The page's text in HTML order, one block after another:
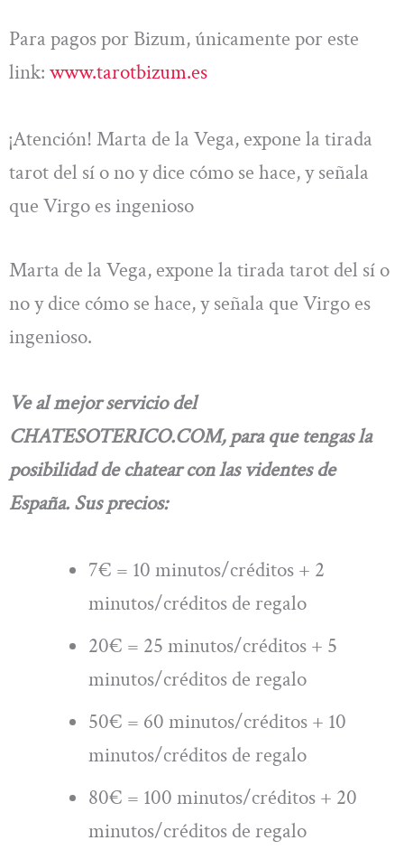
Para pagos por Bizum, únicamente por este
link: www.tarotbizum.es
¡Atención! Marta de la Vega, expone la tirada
tarot del sí o no y dice cómo se hace, y señala
que Virgo es ingenioso
Marta de la Vega, expone la tirada tarot del sí o
no y dice cómo se hace, y señala que Virgo es
ingenioso.
Ve al mejor servicio del
CHATESOTERICO.COM, para que tengas la
posibilidad de chatear con las videntes de
España. Sus precios:
7€ = 10 minutos/créditos + 2
minutos/créditos de regalo
20€ = 25 minutos/créditos + 5
minutos/créditos de regalo
50€ = 60 minutos/créditos + 10
minutos/créditos de regalo
80€ = 100 minutos/créditos + 20
minutos/créditos de regalo